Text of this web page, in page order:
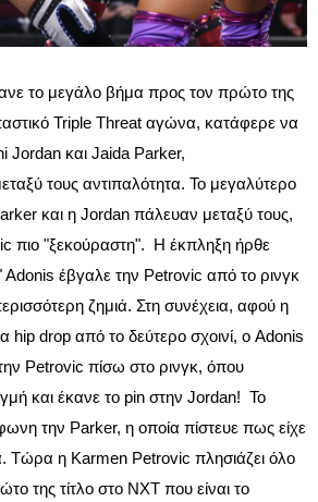
το μεγάλο βήμα προς τον πρώτο της
Triple Threat αγώνα, κατάφερε να
Jordan και Jaida Parker,
τους αντιπαλότητα. Το μεγαλύτερο
και η Jordan πάλευαν μεταξύ τους,
πιο "ξεκούραστη". Η έκπληξη ήρθε
έβγαλε την Petrovic από το ρινγκ
ζημιά. Στη συνέχεια, αφού η
hip drop από το δεύτερο σχοινί, ο Adonis
Petrovic πίσω στο ρινγκ, όπου
και έκανε το pin στην Jordan! Το
την Parker, η οποία πίστευε πως είχε
Τώρα η Karmen Petrovic πλησιάζει όλο
της τίτλο στο NXT που είναι το